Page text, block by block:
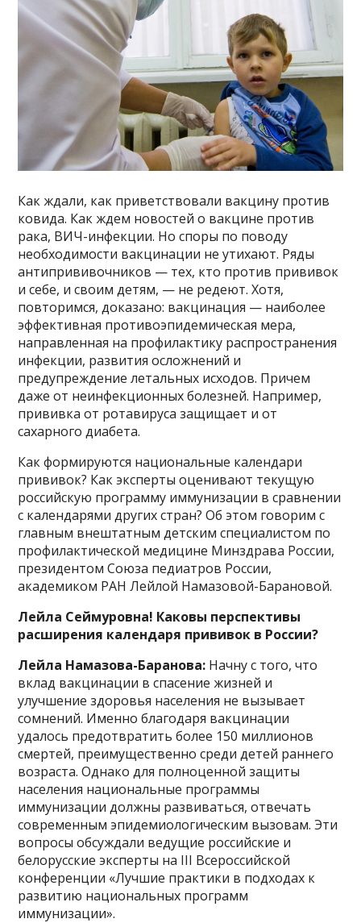
Как ждали, как приветствовали вакцину против
ковида. Как ждем новостей о вакцине против
рака, ВИЧ-инфекции. Но споры по поводу
необходимости вакцинации не утихают. Ряды
антипрививочников — тех, кто против прививок
и себе, и своим детям, — не редеют. Хотя,
повторимся, доказано: вакцинация — наиболее
эффективная противоэпидемическая мера,
направленная на профилактику распространения
инфекции, развития осложнений и
предупреждение летальных исходов. Причем
даже от неинфекционных болезней. Например,
прививка от ротавируса защищает и от
сахарного диабета.
Как формируются национальные календари
прививок? Как эксперты оценивают текущую
российскую программу иммунизации в сравнении
с календарями других стран? Об этом говорим с
главным внештатным детским специалистом по
профилактической медицине Минздрава России,
президентом Союза педиатров России,
академиком РАН Лейлой Намазовой-Барановой.
Лейла Сеймуровна! Каковы перспективы
расширения календаря прививок в России?
Лейла Намазова-Баранова: Начну с того, что
вклад вакцинации в спасение жизней и
улучшение здоровья населения не вызывает
сомнений. Именно благодаря вакцинации
удалось предотвратить более 150 миллионов
смертей, преимущественно среди детей раннего
возраста. Однако для полноценной защиты
населения национальные программы
иммунизации должны развиваться, отвечать
современным эпидемиологическим вызовам. Эти
вопросы обсуждали ведущие российские и
белорусские эксперты на III Всероссийской
конференции «Лучшие практики в подходах к
развитию национальных программ
иммунизации».